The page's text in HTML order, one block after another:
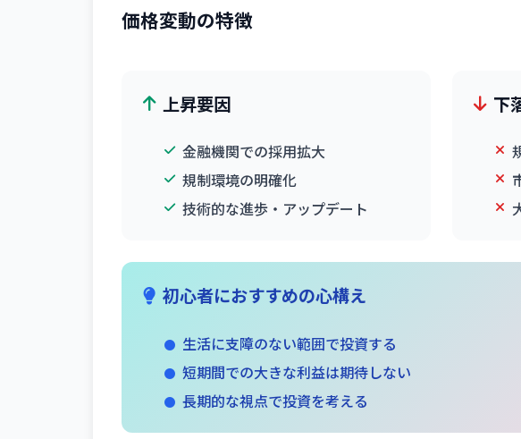
価格変動の特徴
上昇要因
金融機関での採用拡大
規制環境の明確化
技術的な進歩・アップデート
下
初心者におすすめの心構え
生活に支障のない範囲で投資する
短期間での大きな利益は期待しない
長期的な視点で投資を考える